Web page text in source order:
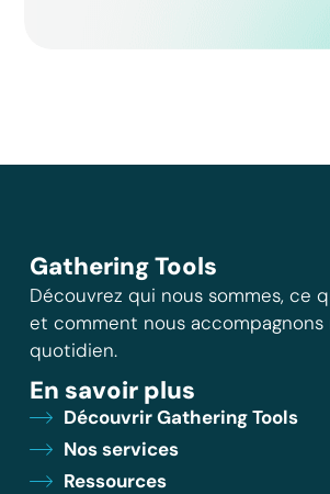
Gathering Tools
Découvrez qui nous sommes, ce
et comment nous accompagnons
quotidien.
En savoir plus
Découvrir Gathering Tools
Nos services
Ressources